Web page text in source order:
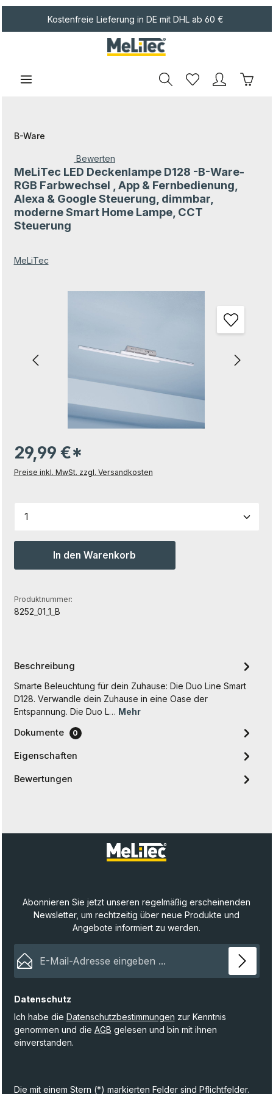
Kostenfreie Lieferung in DE mit DHL ab 60 €
B-Ware
Durchschnittliche Bewertung von 0 von 5 Sternen
Bewerten
MeLiTec LED Deckenlampe D128 -B-Ware-
RGB Farbwechsel , App & Fernbedienung,
Alexa & Google Steuerung, dimmbar,
moderne Smart Home Lampe, CCT
Steuerung
MeLiTec
29,99 €*
Preise inkl. MwSt. zzgl. Versandkosten
Produkt Anzahl: Gib den gewünschten Wert ein
In den Warenkorb
Produktnummer:
8252_01_1_B
Beschreibung
Smarte Beleuchtung für dein Zuhause: Die Duo Line Smart
D128. Verwandle dein Zuhause in eine Oase der
Entspannung. Die Duo L… Mehr
Dokumente 0
Eigenschaften
Bewertungen
Abonnieren Sie jetzt unseren regelmäßig erscheinenden
Newsletter, um rechtzeitig über neue Produkte und
Angebote informiert zu werden.
Datenschutz
Ich habe die Datenschutzbestimmungen zur Kenntnis
genommen und die AGB gelesen und bin mit ihnen
einverstanden.
Die mit einem Stern (*) markierten Felder sind Pflichtfelder.